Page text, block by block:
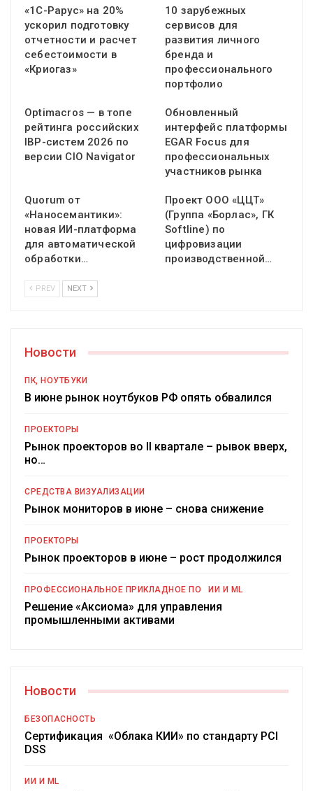
«1С-Рарус» на 20%
ускорил подготовку
отчетности и расчет
себестоимости в
«Криогаз»
10 зарубежных
сервисов для
развития личного
бренда и
профессионального
портфолио
Optimacros — в топе
рейтинга российских
IBP-систем 2026 по
версии CIO Navigator
Обновленный
интерфейс платформы
EGAR Focus для
профессиональных
участников рынка
Quorum от
«Наносемантики»:
новая ИИ-платформа
для автоматической
обработки…
Проект ООО «ЦЦТ»
(Группа «Борлас», ГК
Softline) по
цифровизации
производственной…
PREV NEXT
Новости
ПК, НОУТБУКИ
В июне рынок ноутбуков РФ опять обвалился
ПРОЕКТОРЫ
Рынок проекторов во II квартале – рывок вверх,
но…
СРЕДСТВА ВИЗУАЛИЗАЦИИ
Рынок мониторов в июне – снова снижение
ПРОЕКТОРЫ
Рынок проекторов в июне – рост продолжился
ПРОФЕССИОНАЛЬНОЕ ПРИКЛАДНОЕ ПО ИИ И ML
Решение «Аксиома» для управления
промышленными активами
Новости
БЕЗОПАСНОСТЬ
Сертификация «Облака КИИ» по стандарту PCI
DSS
ИИ И ML